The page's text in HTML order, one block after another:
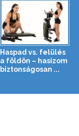
Haspad vs. felülés
a földön – hasizom
biztonságosan ...